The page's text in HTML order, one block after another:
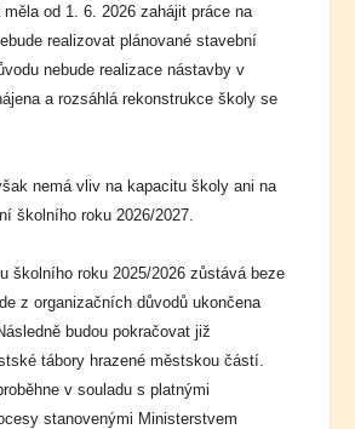
od 1. 6. 2026 zahájit práce na
realizovat plánované stavební
nebude realizace nástavby v
a rozsáhlá rekonstrukce školy se
nemá vliv na kapacitu školy ani na
školního roku 2026/2027.
školního roku 2025/2026 zůstává beze
z organizačních důvodů ukončena
budou pokračovat již
tábory hrazené městskou částí.
v souladu s platnými
stanovenými Ministerstvem